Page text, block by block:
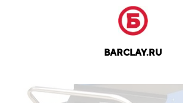
BARCLAY.RU